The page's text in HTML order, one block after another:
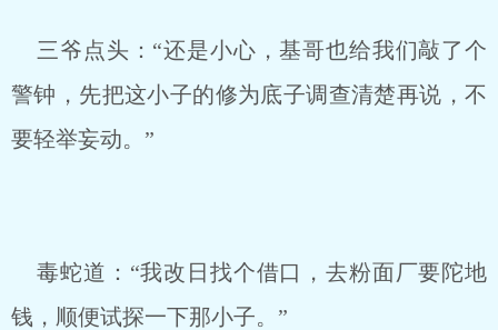
三爷点头：“还是小心，基哥也给我们敲了个
警钟，先把这小子的修为底子调查清楚再说，不
要轻举妄动。”
毒蛇道：“我改日找个借口，去粉面厂要陀地
钱，顺便试探一下那小子。”